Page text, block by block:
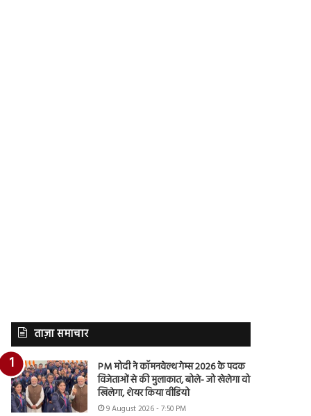
ताज़ा समाचार
PM मोदी ने कॉमनवेल्थ गेम्स 2026 के पदक
विजेताओं से की मुलाकात, बोले- जो खेलेगा वो
खिलेगा, शेयर किया वीडियो
9 August 2026 - 7:50 PM